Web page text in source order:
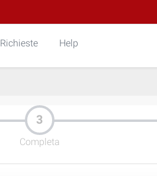
Richieste Help
Completa